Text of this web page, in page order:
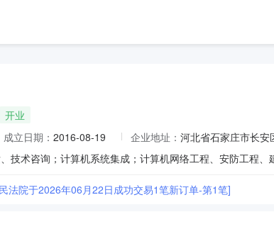
开业
成立日期： 2016-08-19 企业地址： 河北省石家庄市长
法院于2026年06月22日成功交易1笔新订单-第1笔]